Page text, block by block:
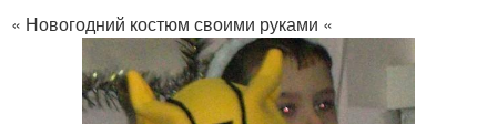
« Новогодний костюм своими руками «